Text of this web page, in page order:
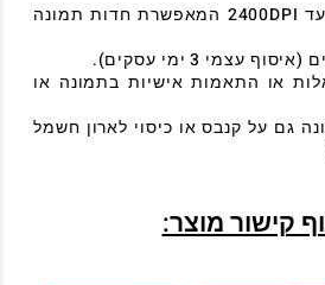
איכות הדפסה מגיעה עד 2400DPI המאפשרת חדות תמונה
או התאמות אישיות בתמונה או
גם על קנבס או כיסוי לארון חשמל
קישור מוצר: